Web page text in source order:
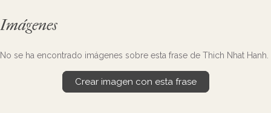
Imágenes
No se ha encontrado imágenes sobre esta frase de Thich Nhat Hanh.
Crear imagen con esta frase